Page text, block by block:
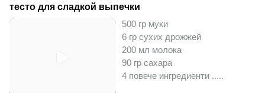
тесто для сладкой выпечки
500 гр муки
6 гр сухих дрожжей
200 мл молока
90 гр сахара
4 повече ингредиенти .....